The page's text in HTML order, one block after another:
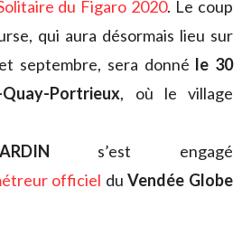
du Figaro 2020. Le coup
qui aura désormais lieu sur
septembre, sera donné le 30
Portrieux, où le village
s’est engagé
officiel duVendée Globe